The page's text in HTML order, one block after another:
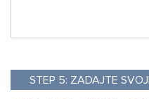
STEP 5: ZADAJTE